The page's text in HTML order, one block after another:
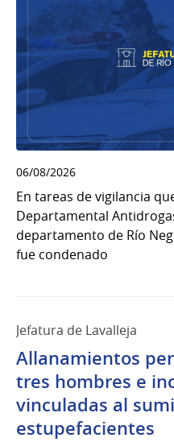
06/08/2026
En tareas de vigilancia
Departamental
departamento de Río
fue condenado
Jefatura de Lavalleja
Allanamientos
tres hombres e
vinculadas al
estupefacientes